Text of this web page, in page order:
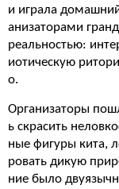
и играла
анизаторами
реальностью:
иотическую
о.
Организаторы
ь скрасить
ные фигуры кита,
ровать дикую
ние было